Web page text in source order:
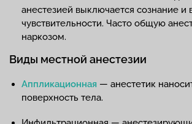
анестезией выключается сознание и
чувствительности. Часто общую
наркозом.
Виды местной анестезии
Аппликационная — анестетик
поверхность тела.